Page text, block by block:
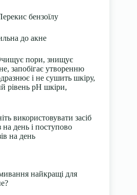
бензоїлу
до акне
пори, знищує
запобігає утворенню
і не сушить шкіру,
рівень pH шкіри,
використовувати засіб
день і поступово
на день
найкращі для